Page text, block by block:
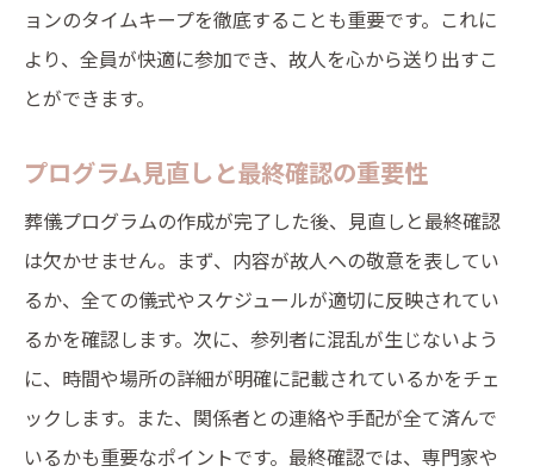
ョンのタイムキープを徹底することも重要です。これに
より、全員が快適に参加でき、故人を心から送り出すこ
とができます。
プログラム見直しと最終確認の重要性
葬儀プログラムの作成が完了した後、見直しと最終確認
は欠かせません。まず、内容が故人への敬意を表してい
るか、全ての儀式やスケジュールが適切に反映されてい
るかを確認します。次に、参列者に混乱が生じないよう
に、時間や場所の詳細が明確に記載されているかをチェ
ックします。また、関係者との連絡や手配が全て済んで
いるかも重要なポイントです。最終確認では、専門家や